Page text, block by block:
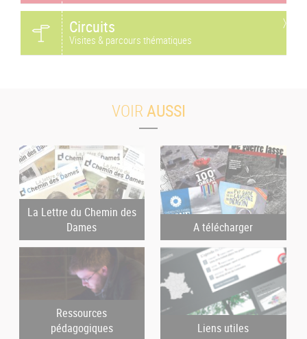
Circuits
Visites & parcours thématiques
VOIRAUSSI
La Lettre du Chemin des
Dames
A télécharger
Ressources
pédagogiques
Liens utiles